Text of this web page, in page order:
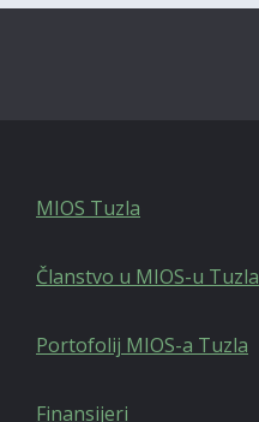
MIOS Tuzla
Članstvo u MIOS-u Tuzla
Portofolij MIOS-a Tuzla
Finansijeri